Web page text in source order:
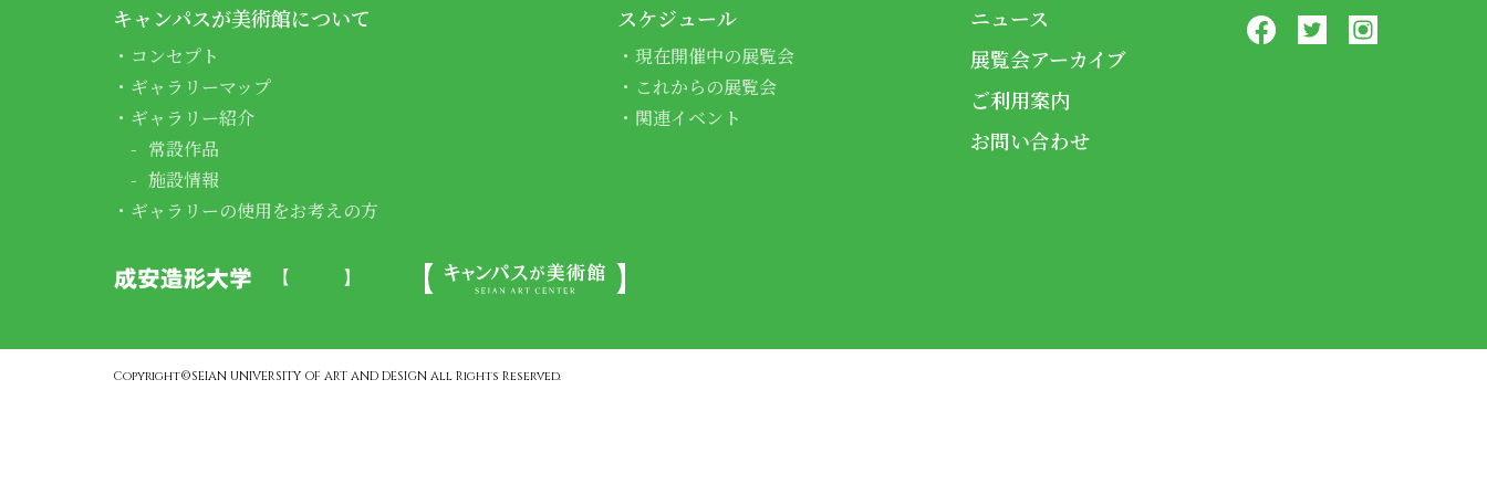
キャンパスが美術館について
コンセプト
ギャラリーマップ
ギャラリー紹介
常設作品
施設情報
ギャラリーの使用をお考えの方
スケジュール
現在開催中の展覧会
これからの展覧会
関連イベント
ニュース
展覧会アーカイブ
ご利用案内
お問い合わせ
Copyright©SEIAN UNIVERSITY OF ART AND DESIGN All Rights Reserved.